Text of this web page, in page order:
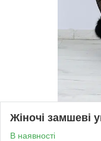
Жіночі замшеві
В наявності